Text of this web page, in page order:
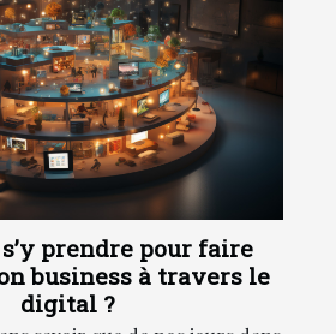
prendre pour faire
business à travers le
digital ?